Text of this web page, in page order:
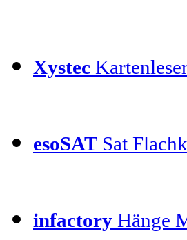
Xystec
esoSAT Sat
infactory Hänge